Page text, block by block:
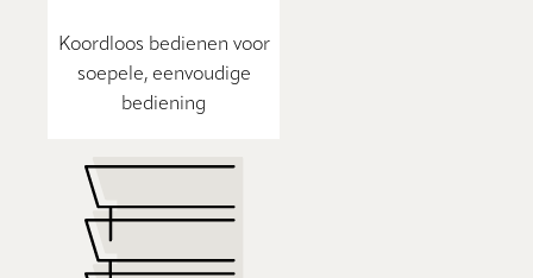
Koordloos bedienen voor
soepele, eenvoudige
bediening